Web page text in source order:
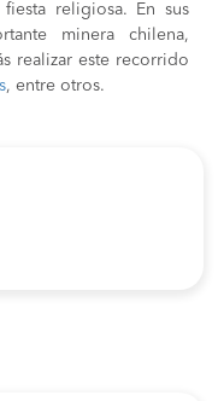
religiosa. En sus
minera chilena,
realizar este recorrido
, entre otros.